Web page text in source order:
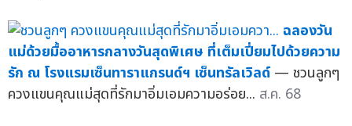
ฉลองวัน
แม่ด้วยมื้ออาหารกลางวันสุดพิเศษ ที่เต็มเปี่ยมไปด้วยความ
รัก ณ โรงแรมเซ็นทาราแกรนด์ฯ เซ็นทรัลเวิลด์ — ชวนลูกๆ
ควงแขนคุณแม่สุดที่รักมาอิ่มเอมความอร่อย... ส.ค. 68